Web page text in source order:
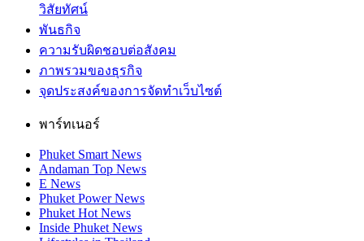
วิสัยทัศน์
พันธกิจ
ความรับผิดชอบต่อสังคม
ภาพรวมของธุรกิจ
จุดประสงค์ของการจัดทำเว็บไซต์
พาร์ทเนอร์
Phuket Smart News
Andaman Top News
E News
Phuket Power News
Phuket Hot News
Inside Phuket News